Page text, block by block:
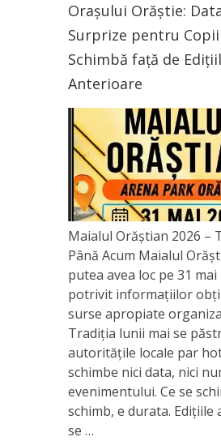
Orașului Orăștie:
Surprize pentru Copii
Schimbă față de
Anterioare
Maialul Orăștian 2026 –
Până Acum Maialul
putea avea loc pe 31 mai
potrivit informațiilor
surse apropiate
Tradiția lunii mai se
autoritățile locale par
schimbe nici data, nici
evenimentului. Ce se
schimb, e durata. Edițiile
se …